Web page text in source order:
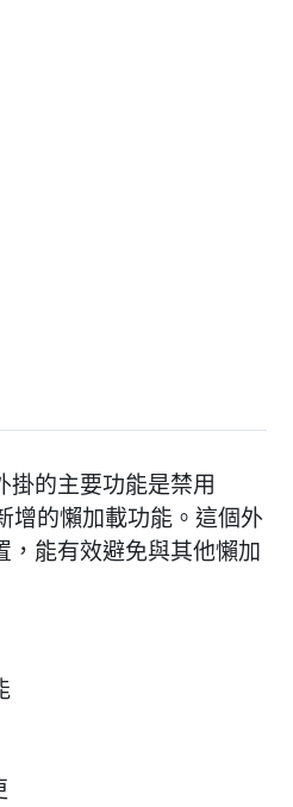
的主要功能是禁用
增的懶加載功能。這個外
，能有效避免與其他懶加